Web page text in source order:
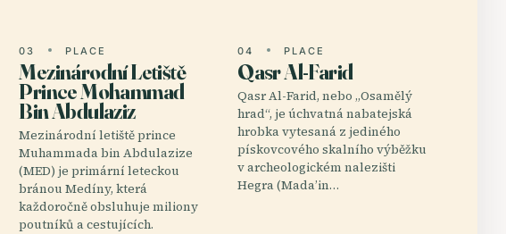
03 PLACE
Mezinárodní Letiště
Prince Mohammad
Bin Abdulaziz
Mezinárodní letiště prince
Muhammada bin Abdulazize
(MED) je primární leteckou
bránou Medíny, která
každoročně obsluhuje miliony
poutníků a cestujících.
04 PLACE
Qasr Al-Farid
Qasr Al-Farid, nebo „Osamělý
hrad“, je úchvatná nabatejská
hrobka vytesaná z jediného
pískovcového skalního výběžku
v archeologickém nalezišti
Hegra (Mada’in…